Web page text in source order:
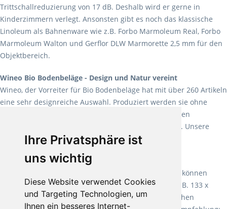
Ihre Privatsphäre ist
uns wichtig
Diese Website verwendet Cookies
und Targeting Technologien, um
Ihnen ein besseres Internet-
Trittschallreduzierung von 17 dB. Deshalb wird er gerne in
Kinderzimmern verlegt. Ansonsten gibt es noch das klassische
Linoleum als Bahnenware wie z.B. Forbo Marmoleum Real, Forbo
Marmoleum Walton und Gerflor DLW Marmorette 2,5 mm für den
Objektbereich.
Wineo Bio Bodenbeläge - Design und Natur vereint
Wineo, der Vorreiter für Bio Bodenbeläge hat mit über 260 Artikeln
eine sehr designreiche Auswahl. Produziert werden sie ohne
Weichmacher und Lösungsmittel. Mit allen verfügbaren
Verlegearten ist er für jegliche Bauvorhaben attraktiv. Unsere
Empfehlung:Wineo 1000 Multi Layer XXL.
Teppiche für ein angenehmes Laufgefühl
machen es schon lange vor. Sie können
Teppich in Ihrem gewünschten Sondermaß kaufen, z.B. 133 x
60cm. Vor allem in Schlafzimmern aufgrund der weichen